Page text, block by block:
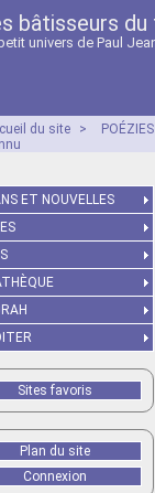
bâtisseurs
univers de Paul
du site > POÉZIES
ET NOUVELLES
Sites favoris
Plan du site
Connexion